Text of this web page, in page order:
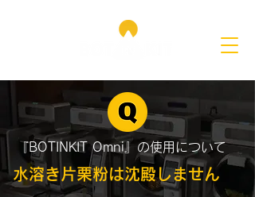
『BOTINKIT Omni』の使用について
水溶き片栗粉は沈殿しません